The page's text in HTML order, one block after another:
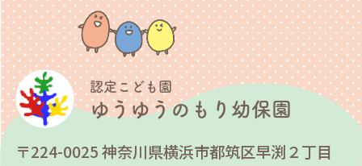
認定こども園
ゆうゆうのもり幼保園
〒224-0025 神奈川県横浜市都筑区早渕２丁目